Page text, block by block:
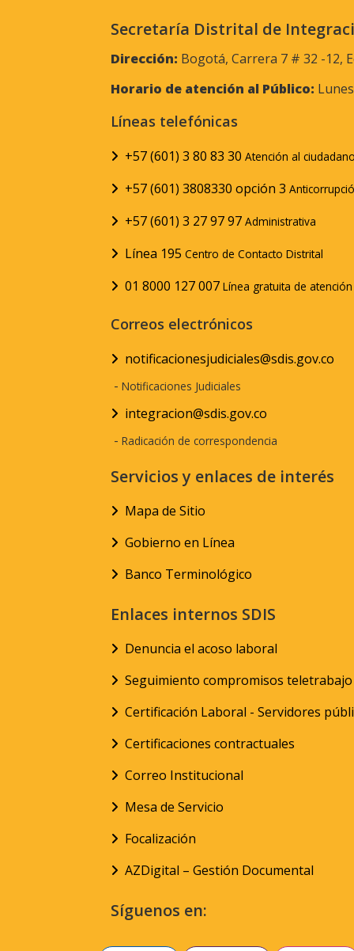
Secretaría Distrital de
Dirección: Bogotá, Carrera 7 # 32 -12,
Horario de atención al Público:
Líneas telefónicas
+57 (601) 3 80 83 30 Atención al
+57 (601) 3808330 opción 3
+57 (601) 3 27 97 97 Administrativa
Línea 195 Centro de Contacto Distrital
01 8000 127 007 Línea gratuita de
Correos electrónicos
notificacionesjudiciales@sdis.gov.co
- Notificaciones Judiciales
integracion@sdis.gov.co
- Radicación de correspondencia
Servicios y enlaces de interés
Mapa de Sitio
Gobierno en Línea
Banco Terminológico
Enlaces internos SDIS
Denuncia el acoso laboral
Seguimiento compromisos teletrabajo
Certificación Laboral - Servidores
Certificaciones contractuales
Correo Institucional
Mesa de Servicio
Focalización
AZDigital – Gestión Documental
Síguenos en: